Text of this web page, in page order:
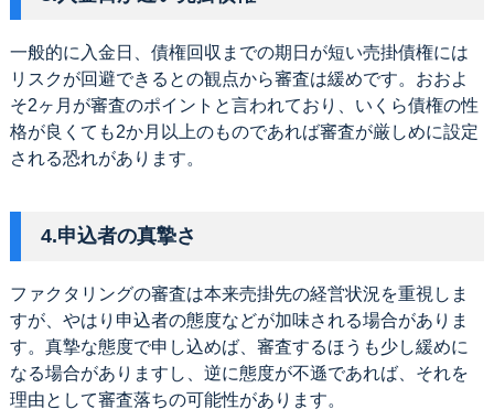
一般的に入金日、債権回収までの期日が短い売掛債権には
リスクが回避できるとの観点から審査は緩めです。おおよ
そ2ヶ月が審査のポイントと言われており、いくら債権の性
格が良くても2か月以上のものであれば審査が厳しめに設定
される恐れがあります。
4.申込者の真摯さ
ファクタリングの審査は本来売掛先の経営状況を重視しま
すが、やはり申込者の態度などが加味される場合がありま
す。真摯な態度で申し込めば、審査するほうも少し緩めに
なる場合がありますし、逆に態度が不遜であれば、それを
理由として審査落ちの可能性があります。